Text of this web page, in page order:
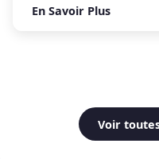
Open de blitz
En Savoir Plus
Voir